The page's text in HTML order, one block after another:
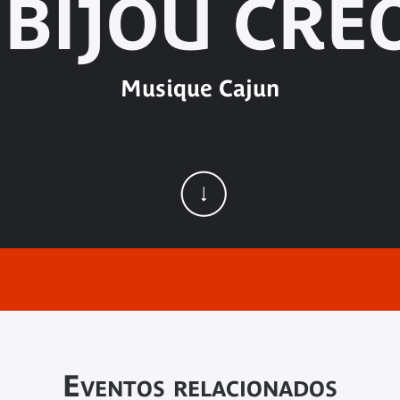
Musique Cajun
Eventos relacionados